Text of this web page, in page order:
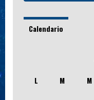
Calendario
L M M